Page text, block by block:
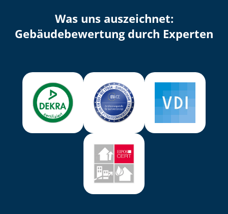
Was uns auszeichnet:
Ge­bäu­de­be­wer­tung durch Experten